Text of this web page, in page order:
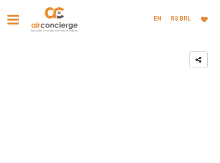
EN R$ BRL